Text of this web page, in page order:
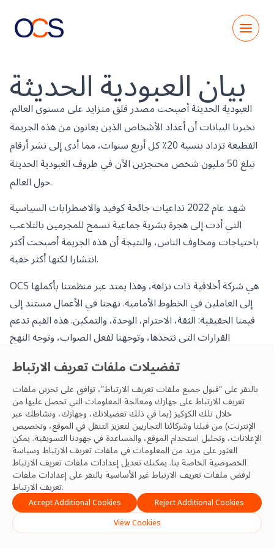
تفضيلات ملفات تعريف الارتباط
بالنقر على “قبول جميع ملفات تعريف الارتباط”، توافق على تخزين ملفات
تعريف الارتباط على جهازك ومعالجة المعلومات التي تحصل عليها من
خلال تلك الكوكيز (بما في ذلك تفضيلاتك، وجهازك، ونشاطك عبر
الإنترنت) من قبلنا وشركائنا التجاريين لتعزيز التنقل في الموقع، وتخصيص
الإعلانات، وتحليل استخدام الموقع، والمساعدة في جهودنا التسويقية. يمكن
العثور على مزيد من المعلومات في ملفات تعريف الارتباط وسياسة
الخصوصية الخاصة بنا. يمكنك تعديل إعدادات ملفات تعريف الارتباط
لرفض ملفات تعريف الارتباط غير الأساسية بالنقر على إعدادات ملفات
تعريف الارتباط.
Accept Additional Cookies
Reject Additional Cookies
View Cookies
content
بيان العبودية الحديثة
العبودية الحديثة أصبحت مصدر قلق متزايد على مستوى العالم.
تخبرنا البيانات أن أعداد الأشخاص الذين يعانون من هذه الجريمة
الفظيعة تزداد بنسبة 20٪ كل أربع سنوات، مما أدى إلى نشر أرقام
تبلغ 50 مليون شخص محتجزين الآن في ظروف العبودية الحديثة
حول العالم.
شهد عام 2022 تداعيات جائحة كوفيد والاضطرابات السياسية
التي أدت إلى هجرة بشرية جماعية تسمح للمجرمين بالتلاعب
باحتياجات ومخاوف الناس، والنتيجة أن هذه الجريمة أصبحت أكثر
انتشارا لكنها أكثر خفية.
OCS هي شركة أخلاقية ذات نزاهة، وهذا يمتد عبر منظمتنا بأكملها
إلى العاملين في الخطوط الأمامية. نهجنا في الأعمال مستند إلى
قيمنا الحقيقية: الثقة، الاحترام، الوحدة، والتمكين. هذه القيم تدعم
القرارات التي نتخذها، وتوجهنا لفعل الصواب، وتوجه النهج
للتحقيق – للقضاء على العبودية الحديثة والاتجار بالبشر داخل كل
من أعمالنا وسلاسل التوريد، عبر شبكتنا العالمية.
اقرأ بياننا الكامل حول العبودية الحديثة هنا